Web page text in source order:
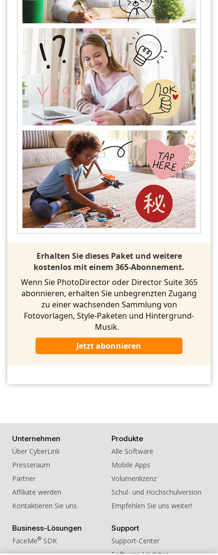
Erhalten Sie dieses Paket und weitere
kostenlos mit einem 365-Abonnement.
Wenn Sie PhotoDirector oder Director Suite 365
abonnieren, erhalten Sie unbegrenzten Zugang
zu einer wachsenden Sammlung von
Fotovorlagen, Style-Paketen und Hintergrund-
Musik.
Jetzt abonnieren
Unternehmen
Über CyberLink
Presseraum
Partner
Affiliate werden
Kontaktieren Sie uns
Produkte
Alle Software
Mobile Apps
Volumenlizenz
Schul- und Hochschulversion
Empfehlen Sie uns weiter!
Business-Lösungen
FaceMe® SDK
Support
Support-Center